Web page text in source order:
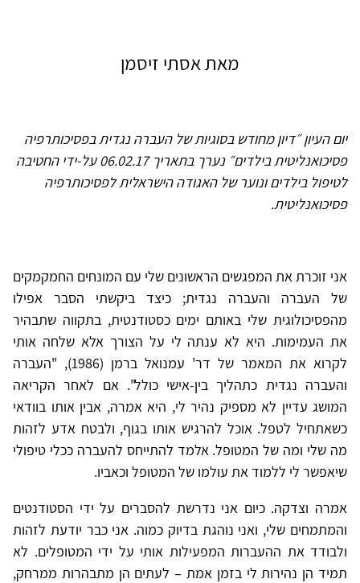
מאת אסתי זיסמן
יום העיון ״דיון מחודש בסוגיות של העברה נגדית בפסיכותרפיה
פסיכואנליטית בילדים״ נערך בתאריך 06.02.17 על-ידי החטיבה
לטיפול בילדים ונוער של האגודה הישראלית לפסיכותרפיה
פסיכואנליטית.
אני זוכרת את המפגשים הראשונים שלי עם המונחים החמקמקים
של העברה והעברה נגדית; כיצד ביקשתי הסבר אפילו
מהפסיכולוגית שלי באותם ימים כסטודנטית, בתקווה שתבהיר
את העמימות. היא לא ענתה לי על הצורך אלא שלחה אותי
לקרוא את המאמר של דר' עמנואל ברמן (1986), "העברה
והעברה נגדית כתהליך בין-אישי כולל". אם לאחר הקריאה
המושג עדיין לא מספיק נהיר לי, היא אמרה, אבין אותו בוודאי
כשאתחיל לטפל. אוכל להרגיש אותו בגוף, ולבטח אדע לזהות
מה שלי ומה של המטופל. אלמד להתייחס להעברה ככלי טיפולי
שיאפשר לי ללמוד את עולמו של המטופל וכאביו.
אמרה וצדקה. כיום אני נדרשת להסברים על ידי הסטודנטים
והמתמחים שלי, ואני נוהגת בדיוק כמוה. אני כבר יודעת לזהות
ולבודד את ההעברות המפעילות אותי על ידי המטופלים. לא
תמיד הן נהירות לי בזמן אמת – לעתים הן מתבהרות ממרחק,